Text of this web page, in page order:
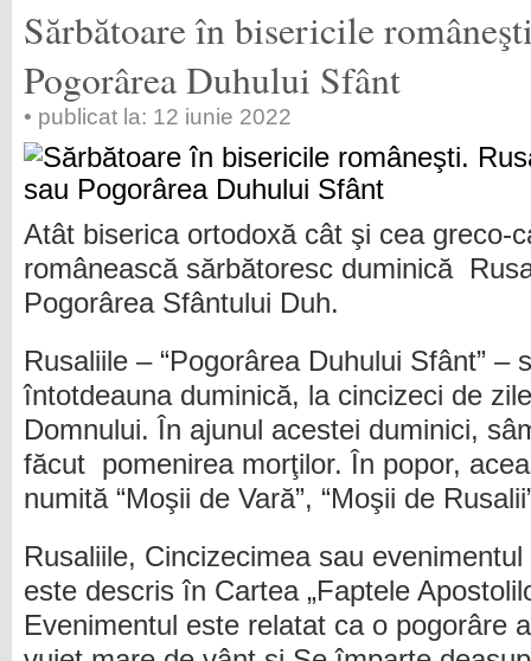
Sărbătoare în bisericile
Pogorârea Duhului Sfânt
• publicat la: 12 iunie 2022
Atât biserica ortodoxă cât şi cea greco-
românească sărbătoresc duminică
Pogorârea Sfântului Duh.
Rusaliile – “Pogorârea Duhului Sfânt” –
întotdeauna duminică, la cincizeci de
Domnului. În ajunul acestei duminici,
făcut pomenirea morţilor. În popor,
numită “Moşii de Vară”, “Moşii de
Rusaliile, Cincizecimea sau
este descris în Cartea „Faptele
Evenimentul este relatat ca o pogorâre